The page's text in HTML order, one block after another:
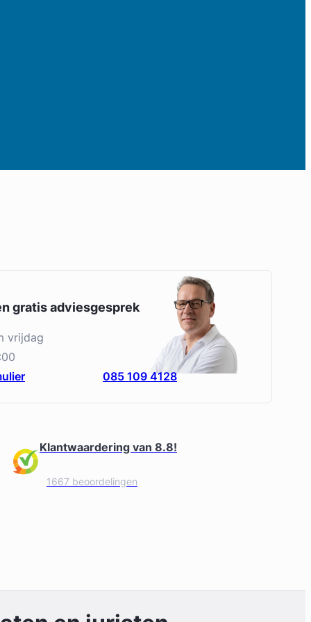
gratis adviesgesprek
vrijdag
085 109 4128
Klantwaardering van 8.8!
1667 beoordelingen